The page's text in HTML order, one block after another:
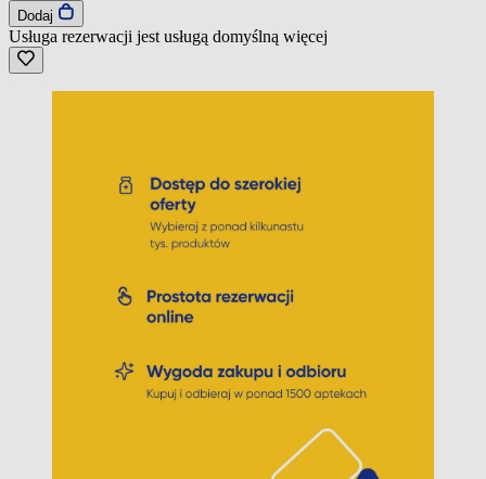
Dodaj
Usługa rezerwacji jest usługą domyślną więcej